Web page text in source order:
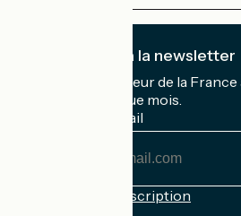
Je m'abonne à la newsletter
Recevez le meilleur de la
boîte mail chaque mois.
Mon adresse mail
Conditions d'inscription